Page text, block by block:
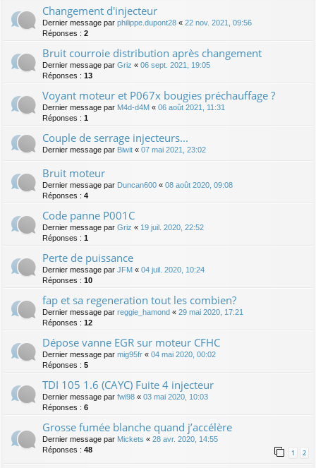
Changement d'injecteur
Dernier message par philippe.dupont28 « 22 nov. 2021, 09:56
Réponses : 2
Bruit courroie distribution après changement
Dernier message par Griz « 06 sept. 2021, 19:05
Réponses : 13
Voyant moteur et P067x bougies préchauffage ?
Dernier message par M4d-d4M « 06 août 2021, 11:31
Réponses : 1
Couple de serrage injecteurs...
Dernier message par Biwit « 07 mai 2021, 23:02
Bruit moteur
Dernier message par Duncan600 « 08 août 2020, 09:08
Réponses : 4
Code panne P001C
Dernier message par Griz « 19 juil. 2020, 22:52
Réponses : 1
Perte de puissance
Dernier message par JFM « 04 juil. 2020, 10:24
Réponses : 10
fap et sa regeneration tout les combien?
Dernier message par reggie_hamond « 29 mai 2020, 17:21
Réponses : 12
Dépose vanne EGR sur moteur CFHC
Dernier message par mig95fr « 04 mai 2020, 00:02
Réponses : 5
TDI 105 1.6 (CAYC) Fuite 4 injecteur
Dernier message par fwi98 « 03 mai 2020, 10:03
Réponses : 6
Grosse fumée blanche quand j’accélère
Dernier message par Mickets « 28 avr. 2020, 14:55
Réponses : 48 1 2